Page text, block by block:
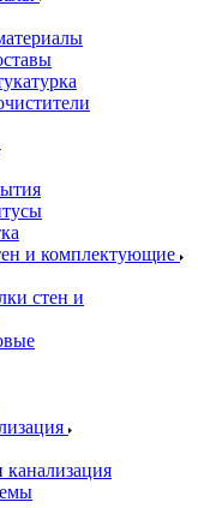
и комплектующие
стен и
канализация